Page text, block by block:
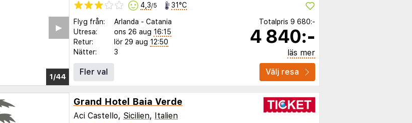
1/37
▶︎
4,3/5 31°C
Flyg från: Arlanda - Catania
Utresa:
ons 26 aug 16:15
Retur:
lör 29 aug 12:50
Nätter:
3
Totalpris 9 680:-
4 840:-
läs mer
Fler val
Välj resa
Grand Hotel Baia Verde
Aci Castello, Sicilien, Italien